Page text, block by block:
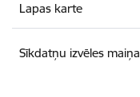
Lapas karte
Sīkdatņu izvēles maiņa